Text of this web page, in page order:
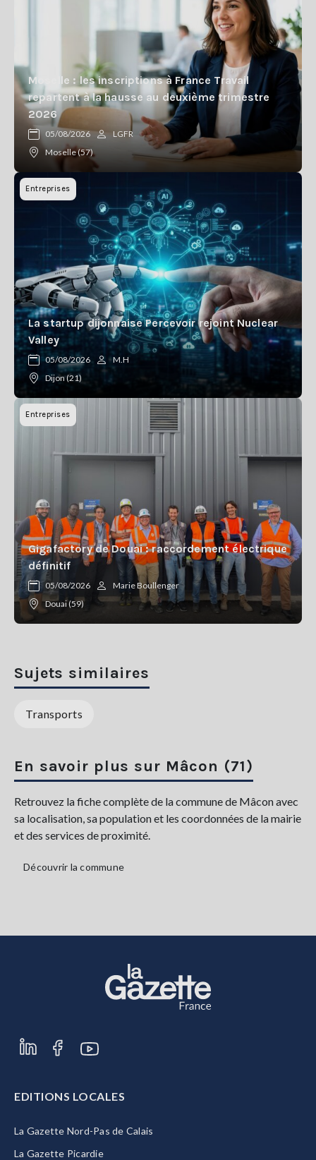
Moselle : les inscriptions à France Travail
repartent à la hausse au deuxième trimestre
2026
05/08/2026
LGFR
Moselle (57)
Entreprises
La startup dijonnaise Percevoir rejoint Nuclear
Valley
05/08/2026
M.H
Dijon (21)
Entreprises
Gigafactory de Douai : raccordement électrique
définitif
05/08/2026
Marie Boullenger
Douai (59)
Sujets similaires
Transports
En savoir plus sur Mâcon (71)
Retrouvez la fiche complète de la commune de Mâcon avec
sa localisation, sa population et les coordonnées de la mairie
et des services de proximité.
Découvrir la commune
EDITIONS LOCALES
La Gazette Nord-Pas de Calais
La Gazette Picardie